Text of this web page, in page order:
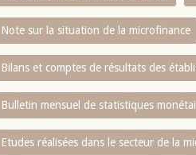
Note sur la situation de la microfinance
Bilans et comptes de résultats des
Bulletin mensuel de statistiques
Etudes réalisées dans le secteur de la